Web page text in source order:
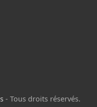
- Tous droits réservés.